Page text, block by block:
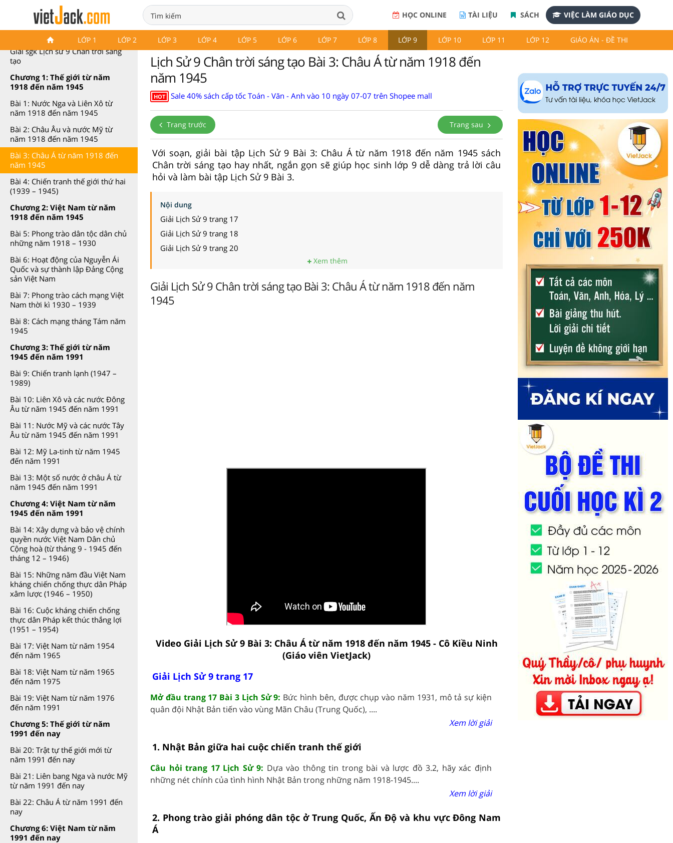
HỌC ONLINE TÀI LIỆU SÁCH VIỆC LÀM GIÁO DỤC
LỚP 1 LỚP 2 LỚP 3 LỚP 4 LỚP 5 LỚP 6 LỚP 7 LỚP 8 LỚP 9 LỚP 10 LỚP 11 LỚP 12 GIÁO ÁN - ĐỀ THI
Lịch sử 9 Chân trời sáng tạo
Giải sgk Lịch sử 9 Chân trời sáng
tạo
Chương 1: Thế giới từ năm
1918 đến năm 1945
Bài 1: Nước Nga và Liên Xô từ
năm 1918 đến năm 1945
Bài 2: Châu Âu và nước Mỹ từ
năm 1918 đến năm 1945
Bài 3: Châu Á từ năm 1918 đến
năm 1945
Bài 4: Chiến tranh thế giới thứ hai
(1939 – 1945)
Chương 2: Việt Nam từ năm
1918 đến năm 1945
Bài 5: Phong trào dân tộc dân chủ
những năm 1918 – 1930
Bài 6: Hoạt động của Nguyễn Ái
Quốc và sự thành lập Đảng Cộng
sản Việt Nam
Bài 7: Phong trào cách mạng Việt
Nam thời kì 1930 – 1939
Bài 8: Cách mạng tháng Tám năm
1945
Chương 3: Thế giới từ năm
1945 đến năm 1991
Bài 9: Chiến tranh lạnh (1947 –
1989)
Bài 10: Liên Xô và các nước Đông
Âu từ năm 1945 đến năm 1991
Bài 11: Nước Mỹ và các nước Tây
Âu từ năm 1945 đến năm 1991
Bài 12: Mỹ La-tinh từ năm 1945
đến năm 1991
Bài 13: Một số nước ở châu Á từ
năm 1945 đến năm 1991
Chương 4: Việt Nam từ năm
1945 đến năm 1991
Bài 14: Xây dựng và bảo vệ chính
quyền nước Việt Nam Dân chủ
Cộng hoà (từ tháng 9 - 1945 đến
tháng 12 – 1946)
Bài 15: Những năm đầu Việt Nam
kháng chiến chống thực dân Pháp
xâm lược (1946 – 1950)
Bài 16: Cuộc kháng chiến chống
thực dân Pháp kết thúc thắng lợi
(1951 – 1954)
Bài 17: Việt Nam từ năm 1954
đến năm 1965
Bài 18: Việt Nam từ năm 1965
đến năm 1975
Bài 19: Việt Nam từ năm 1976
đến năm 1991
Chương 5: Thế giới từ năm
1991 đến nay
Bài 20: Trật tự thế giới mới từ
năm 1991 đến nay
Bài 21: Liên bang Nga và nước Mỹ
từ năm 1991 đến nay
Bài 22: Châu Á từ năm 1991 đến
nay
Chương 6: Việt Nam từ năm
1991 đến nay
Lịch Sử 9 Chân trời sáng tạo Bài 3: Châu Á từ năm 1918 đến
năm 1945
HOT Sale 40% sách cấp tốc Toán - Văn - Anh vào 10 ngày 07-07 trên Shopee mall
Trang trước Trang sau
Với soạn, giải bài tập Lịch Sử 9 Bài 3: Châu Á từ năm 1918 đến năm 1945 sách
Chân trời sáng tạo hay nhất, ngắn gọn sẽ giúp học sinh lớp 9 dễ dàng trả lời câu
hỏi và làm bài tập Lịch Sử 9 Bài 3.
Nội dung
Giải Lịch Sử 9 trang 17
Giải Lịch Sử 9 trang 18
Giải Lịch Sử 9 trang 20
Xem thêm
Giải Lịch Sử 9 Chân trời sáng tạo Bài 3: Châu Á từ năm 1918 đến năm
1945
Video Giải Lịch Sử 9 Bài 3: Châu Á từ năm 1918 đến năm 1945 - Cô Kiều Ninh
(Giáo viên VietJack)
Giải Lịch Sử 9 trang 17
Mở đầu trang 17 Bài 3 Lịch Sử 9: Bức hình bên, được chụp vào năm 1931, mô tả sự kiện
quân đội Nhật Bản tiến vào vùng Mãn Châu (Trung Quốc), ....
Xem lời giải
1. Nhật Bản giữa hai cuộc chiến tranh thế giới
Câu hỏi trang 17 Lịch Sử 9: Dựa vào thông tin trong bài và lược đồ 3.2, hãy xác định
những nét chính của tình hình Nhật Bản trong những năm 1918-1945....
Xem lời giải
2. Phong trào giải phóng dân tộc ở Trung Quốc, Ấn Độ và khu vực Đông Nam
Á